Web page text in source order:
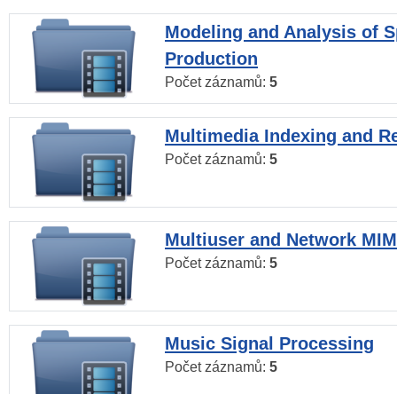
Modeling and Analysis of
Production
Počet záznamů: 5
Multimedia Indexing and
Počet záznamů: 5
Multiuser and Network
Počet záznamů: 5
Music Signal Processing
Počet záznamů: 5